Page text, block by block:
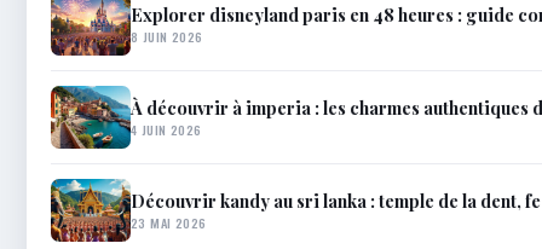
Explorer disneyland paris en 48 heures : guide
8 JUIN 2026
À découvrir à imperia : les charmes authentiques
4 JUIN 2026
Découvrir kandy au sri lanka : temple de la dent,
23 MAI 2026